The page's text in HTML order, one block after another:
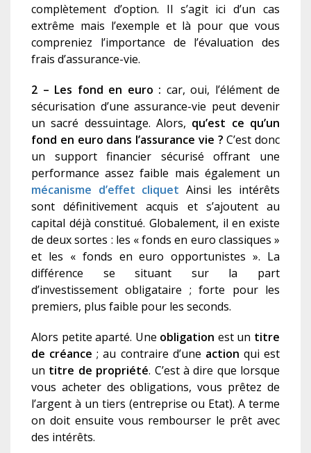
complètement d’option. Il s’agit ici d’un cas
extrême mais l’exemple et là pour que vous
compreniez l’importance de l’évaluation des
frais d’assurance-vie.
2 – Les fond en euro : car, oui, l’élément de
sécurisation d’une assurance-vie peut devenir
un sacré dessuintage. Alors, qu’est ce qu’un
fond en euro dans l’assurance vie ? C’est donc
un support financier sécurisé offrant une
performance assez faible mais également un
mécanisme d’effet cliquet Ainsi les intérêts
sont définitivement acquis et s’ajoutent au
capital déjà constitué. Globalement, il en existe
de deux sortes : les « fonds en euro classiques »
et les « fonds en euro opportunistes ». La
différence se situant sur la part
d’investissement obligataire ; forte pour les
premiers, plus faible pour les seconds.
Alors petite aparté. Une obligation est un titre
de créance ; au contraire d’une action qui est
un titre de propriété. C’est à dire que lorsque
vous acheter des obligations, vous prêtez de
l’argent à un tiers (entreprise ou Etat). A terme
on doit ensuite vous rembourser le prêt avec
des intérêts.